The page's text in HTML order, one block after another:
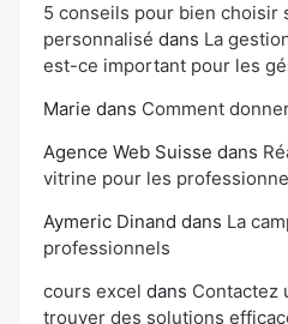
5 conseils pour bien choisir
personnalisé dans La
est-ce important pour les
Marie dans Comment
Agence Web Suisse dans
vitrine pour les
Aymeric Dinand dans La
professionnels
cours excel dans Contactez
trouver des solutions